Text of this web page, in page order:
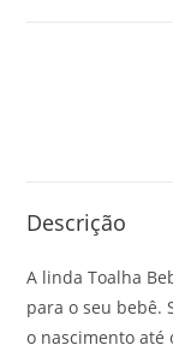
Descrição
A linda Toalha
para o seu bebê.
o nascimento até